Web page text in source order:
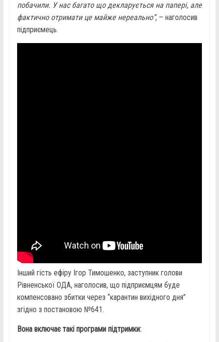
побачили. У нас багато що декларується на папері, але
фактично отримати це майже нереально”, – наголосив
підприємець.
Інший гість ефіру Ігор Тимошенко, заступник голови
Рівненської ОДА, наголосив, що підприємцям буде
компенсовано збитки через “карантин вихідного дня”
згідно з постановою №641.
Вона включає такі програми підтримки: